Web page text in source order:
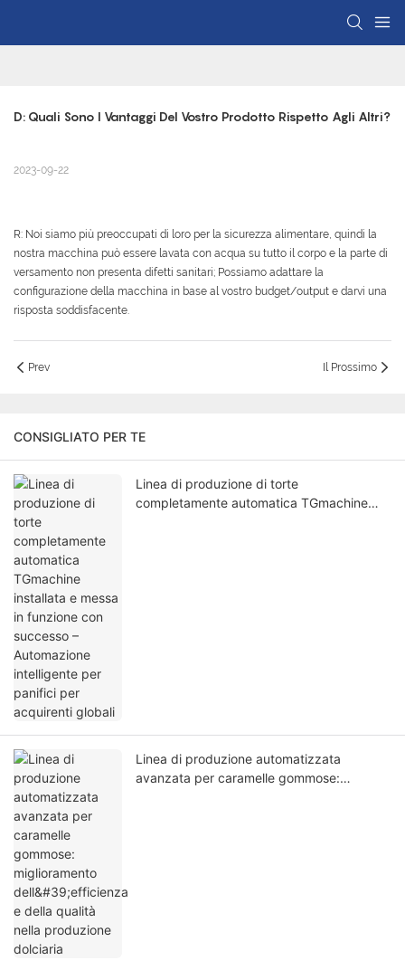
D: Quali Sono I Vantaggi Del Vostro Prodotto Rispetto Agli Altri?
2023-09-22
R: Noi siamo più preoccupati di loro per la sicurezza alimentare, quindi la
nostra macchina può essere lavata con acqua su tutto il corpo e la parte di
versamento non presenta difetti sanitari; Possiamo adattare la
configurazione della macchina in base al vostro budget/output e darvi una
risposta soddisfacente.
Prev Il Prossimo
CONSIGLIATO PER TE
Linea di produzione di torte
completamente automatica TGmachine
Linea di produzione automatizzata
avanzata per caramelle gommose: